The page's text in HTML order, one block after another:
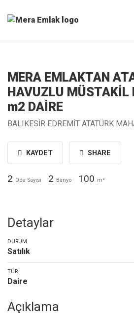
MERA EMLAKTAN
HAVUZLU MÜSTAKİL
m2 DAİRE
BALIKESİR EDREMİT ATATÜRK
KAYDET SHARE
2 Oda Sayısı 2 Banyo 100 m²
Detaylar
DURUM
Satılık
TÜR
Daire
Açıklama